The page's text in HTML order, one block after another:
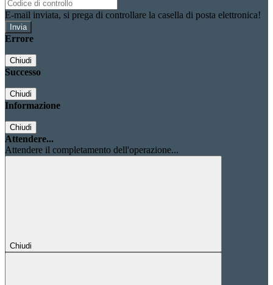
E-mail inviata, si prega di controllare la casella di posta elettronica!
Errore
Chiudi
Successo
Chiudi
Informazione
Chiudi
Attendere...
Attendere il completamento dell'operazione...
Chiudi